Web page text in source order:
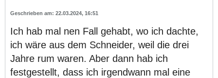
22.03.2024, 16:51
Ich hab mal nen Fall gehabt, wo ich dachte,
ich wäre aus dem Schneider, weil die drei
Jahre rum waren. Aber dann hab ich
festgestellt, dass ich irgendwann mal eine